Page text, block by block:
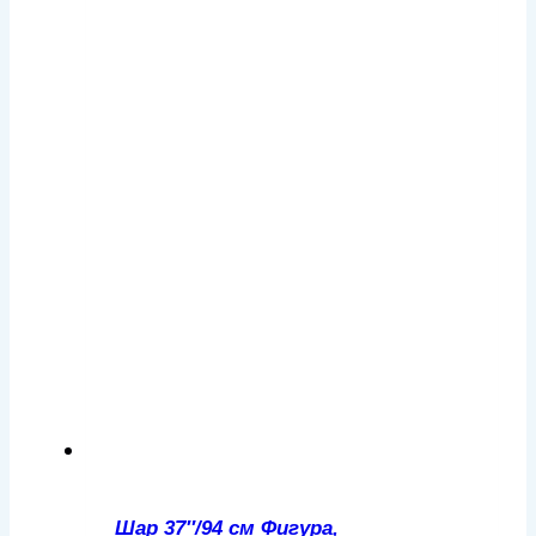
Шар 37″/94 см Фигура,